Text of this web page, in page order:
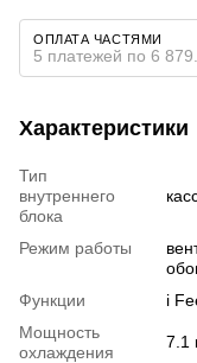
ОПЛАТА ЧАСТЯМИ
5 платежей по 6
Характеристики
Тип
внутреннего
блока
Режим работы
Функции
i
Мощность
охлаждения
7.1